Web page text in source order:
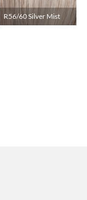
R56/60 Silver Mist